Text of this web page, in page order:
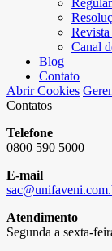
Canal
Blog
Contato
Abrir Cookies
Contatos
Telefone
0800 590 5000
E-mail
Atendimento
Segunda a sexta-